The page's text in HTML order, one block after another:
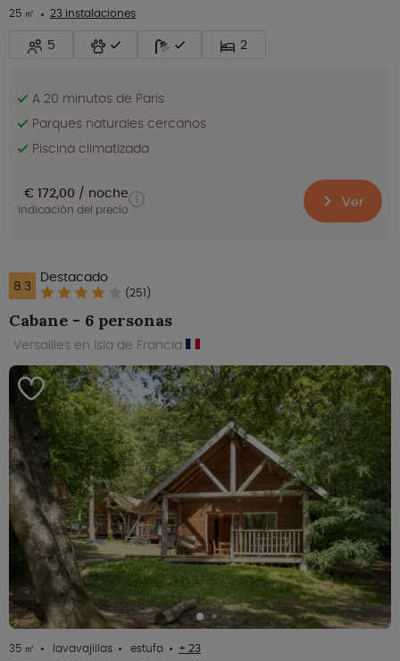
25 ㎡ 23 instalaciones
5 2
A 20 minutos de París
Parques naturales cercanos
Piscina climatizada
€ 172,00 noche
indicación del precio Ver
8.3 Destacado
(251)
Cabane - 6 personas
Versailles en Isla de Francia
35 ㎡ lavavajillas estufa + 23